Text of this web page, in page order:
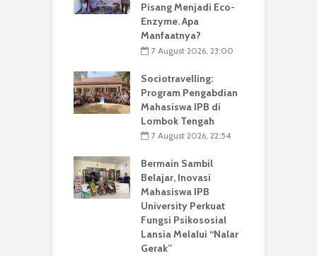
Pisang Menjadi Eco-
Enzyme. Apa
Manfaatnya?
7 August 2026, 23:00
Sociotravelling:
Program Pengabdian
Mahasiswa IPB di
Lombok Tengah
7 August 2026, 22:54
Bermain Sambil
Belajar, Inovasi
Mahasiswa IPB
University Perkuat
Fungsi Psikososial
Lansia Melalui “Nalar
Gerak”